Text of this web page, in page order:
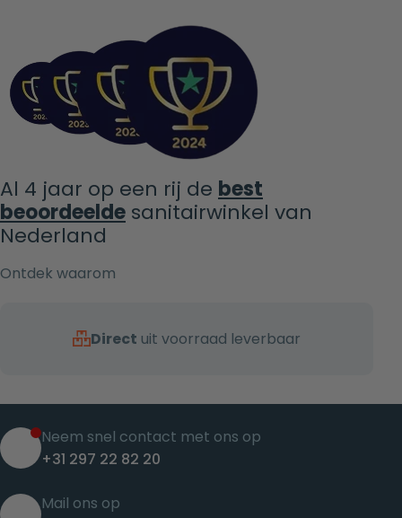
Al 4 jaar op een rij de best
beoordeelde sanitairwinkel van
Nederland
Ontdek waarom
Direct uit voorraad leverbaar
Neem snel contact met ons op
+31 297 22 82 20
Mail ons op